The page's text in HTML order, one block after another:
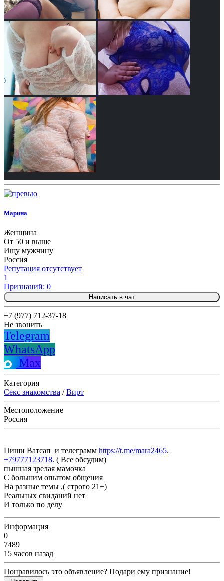
Марина
Женщина
От 50 и выше
Ищу мужчину
Россия
Репутация отсутствует
1
Признаний: 0
Написать в чат
+7 (977) 712-37-18
Не звонить
Telegram
WhatsApp
Max
Категория
Секс знакомства /Вирт
Местоположение
Россия
Пиши Ватсап и телеграмм https://t.me/mara2465.
+79777123718. ( Все обсудим)
пышная зрелая мамочка
С большим опытом общения
На разные темы ,( строго 21+)
Реальных свиданий нет
И только по делу
Информация
0
7489
15 часов назад
Понравилось это объявление? Подари ему признание!